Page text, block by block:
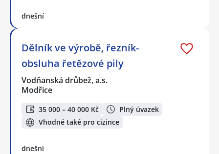
dnešní
Dělník ve výrobě, řezník-
obsluha řetězové pily
Vodňanská drůbež, a.s.
Modřice
35 000 – 40 000 Kč
Plný úvazek
Vhodné také pro cizince
dnešní